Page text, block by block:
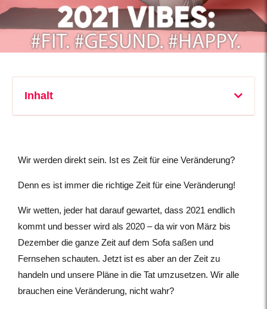
Inhalt
Wir werden direkt sein. Ist es Zeit für eine Veränderung?
Denn es ist immer die richtige Zeit für eine Veränderung!
Wir wetten, jeder hat darauf gewartet, dass 2021 endlich
kommt und besser wird als 2020 – da wir von März bis
Dezember die ganze Zeit auf dem Sofa saßen und
Fernsehen schauten. Jetzt ist es aber an der Zeit zu
handeln und unsere Pläne in die Tat umzusetzen. Wir alle
brauchen eine Veränderung, nicht wahr?